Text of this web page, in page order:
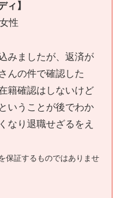
ィ】
性
みましたが、返済が
んの件で確認した
籍確認はしないけど
いうことが後でわか
なり退職せざるをえ
保証するものではありませ